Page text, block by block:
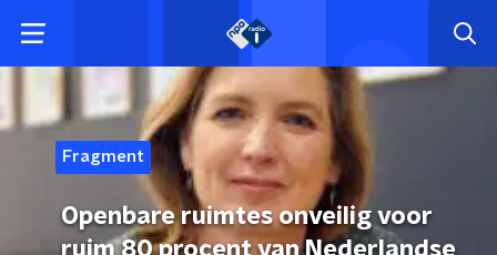
Fragment
Openbare ruimtes onveilig voor
ruim 80 procent van Nederlandse